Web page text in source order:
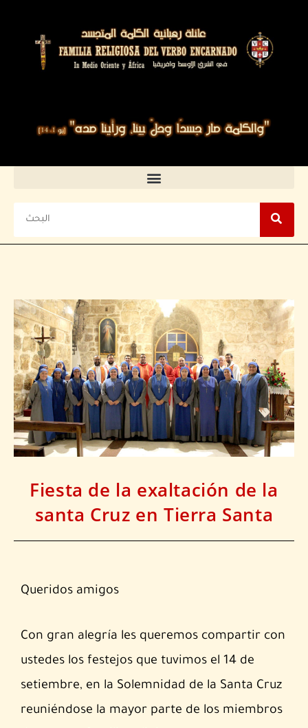
Fiesta de la exaltación de la
santa Cruz en Tierra Santa
Queridos amigos
Con gran alegría les queremos compartir con
ustedes los festejos que tuvimos el 14 de
setiembre, en la Solemnidad de la Santa Cruz
reuniéndose la mayor parte de los miembros